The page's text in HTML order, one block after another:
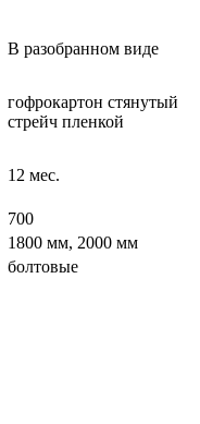
В разобранном виде
гофрокартон стянутый
стрейч пленкой
12 мес.
700
1800 мм, 2000 мм
болтовые